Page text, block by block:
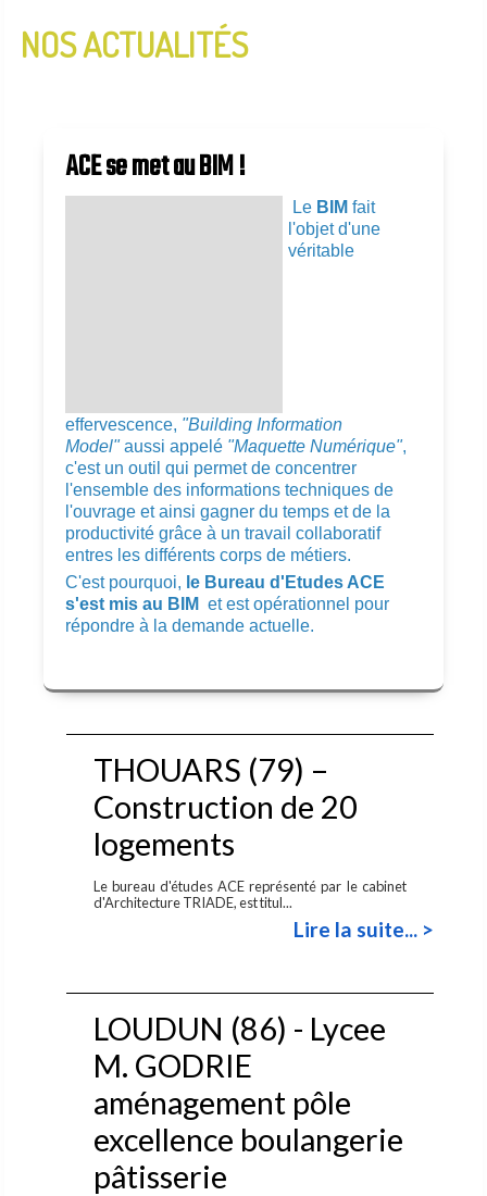
InfoLettre N°2 - Janvier 2020
NOS ACTUALITÉS
ACE se met au BIM !
Le BIM fait
l'objet d'une
véritable
effervescence, "Building Information
Model"aussi appelé "Maquette Numérique",
c'est un outil qui permet de concentrer
l'ensemble des informations techniques de
l'ouvrage et ainsi gagner du temps et de la
productivité grâce à un travail collaboratif
entres les différents corps de métiers.
C'est pourquoi, le Bureau d'Etudes ACE
s'est mis au BIM et est opérationnel pour
répondre à la demande actuelle.
THOUARS (79) –
Construction de 20
logements
Le bureau d'études ACE représenté par le cabinet
d'Architecture TRIADE, est titul...
Lire la suite... >
LOUDUN (86) - Lycee
M. GODRIE
aménagement pôle
excellence boulangerie
pâtisserie